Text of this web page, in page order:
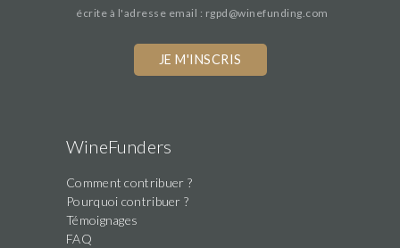
écrite à l'adresse email : rgpd@winefunding.com
WineFunders
Comment contribuer ?
Pourquoi contribuer ?
Témoignages
FAQ